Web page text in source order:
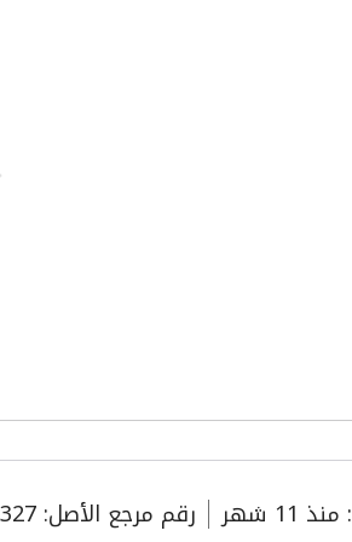
: منذ 11 شهر رقم مرجع الأصل: